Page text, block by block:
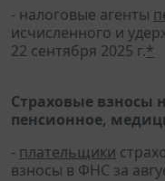
- налоговые агенты
исчисленного и
22 сентября 2025 г.*
Страховые взносы
пенсионное,
- плательщики
взносы в ФНС за